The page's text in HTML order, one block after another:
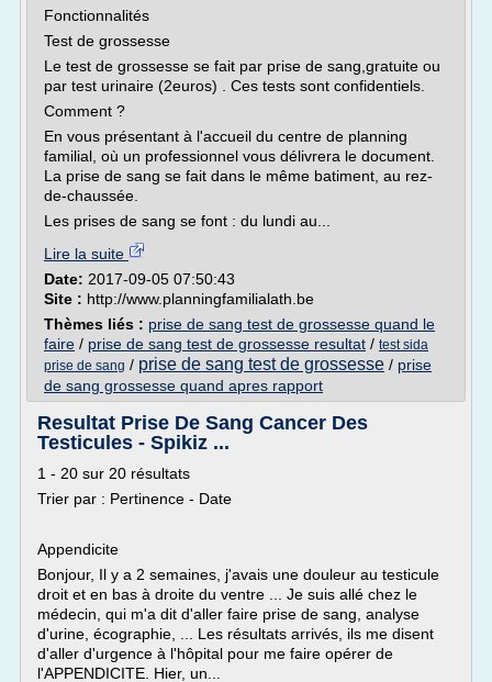
Fonctionnalités
Test de grossesse
Le test de grossesse se fait par prise de sang,gratuite ou
par test urinaire (2euros) . Ces tests sont confidentiels.
Comment ?
En vous présentant à l'accueil du centre de planning
familial, où un professionnel vous délivrera le document.
La prise de sang se fait dans le même batiment, au rez-
de-chaussée.
Les prises de sang se font : du lundi au...
Lire la suite
Date: 2017-09-05 07:50:43
Site : http://www.planningfamilialath.be
Thèmes liés : prise de sang test de grossesse quand le
faire / prise de sang test de grossesse resultat / test sida
prise de sang / prise de sang test de grossesse / prise
de sang grossesse quand apres rapport
Resultat Prise De Sang Cancer Des
Testicules - Spikiz ...
1 - 20 sur 20 résultats
Trier par : Pertinence - Date
Appendicite
Bonjour, Il y a 2 semaines, j'avais une douleur au testicule
droit et en bas à droite du ventre ... Je suis allé chez le
médecin, qui m'a dit d'aller faire prise de sang, analyse
d'urine, écographie, ... Les résultats arrivés, ils me disent
d'aller d'urgence à l'hôpital pour me faire opérer de
l'APPENDICITE. Hier, un...